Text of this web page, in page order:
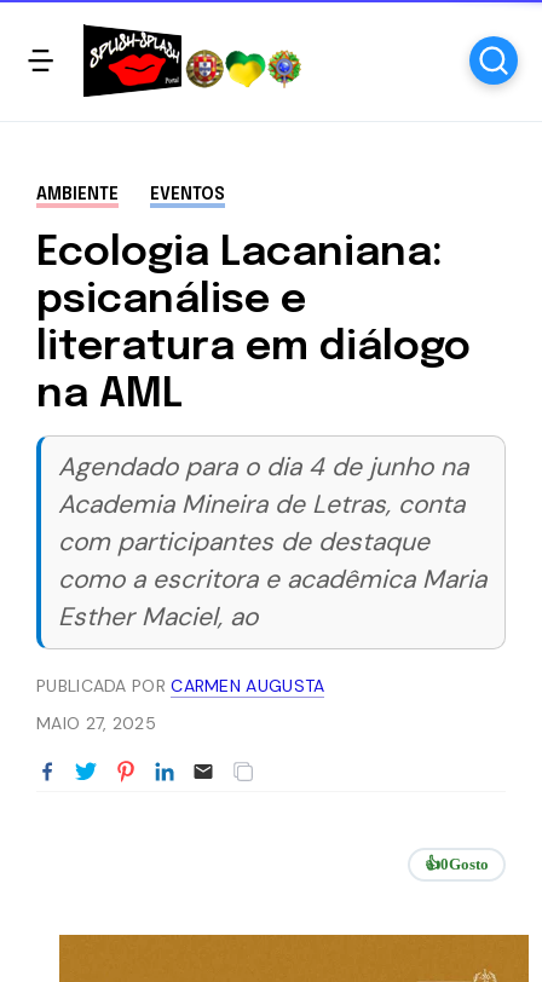
AMBIENTE EVENTOS
Ecologia Lacaniana:
psicanálise e
literatura em diálogo
na AML
Agendado para o dia 4 de junho na
Academia Mineira de Letras, conta
com participantes de destaque
como a escritora e acadêmica Maria
Esther Maciel, ao
PUBLICADA PORCARMEN AUGUSTA
MAIO 27, 2025
👍0Gosto